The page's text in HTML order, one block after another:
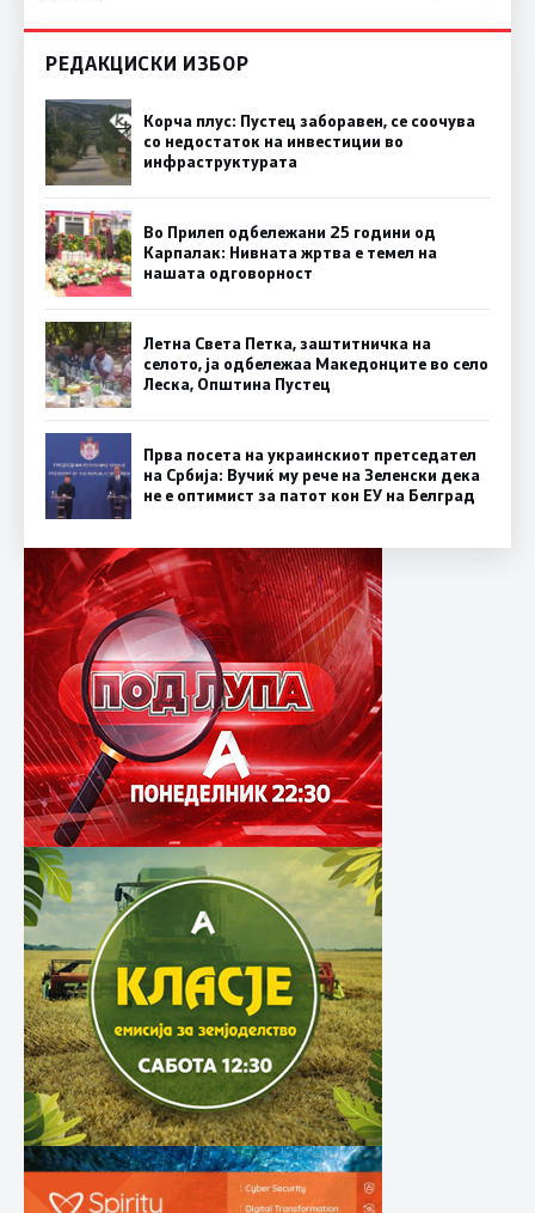
РЕДАКЦИСКИ ИЗБОР
Корча плус: Пустец заборавен, се соочува
со недостаток на инвестиции во
инфраструктурата
Во Прилеп одбележани 25 години од
Карпалак: Нивната жртва е темел на
нашата одговорност
Летна Света Петка, заштитничка на
селото, ја одбележаа Македонците во село
Леска, Општина Пустец
Прва посета на украинскиот претседател
на Србија: Вучиќ му рече на Зеленски дека
не е оптимист за патот кон ЕУ на Белград